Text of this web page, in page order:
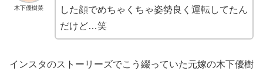
木下優樹菜
した顔でめちゃくちゃ姿勢良く運転してたん
だけど…笑
インスタのストーリーズでこう綴っていた元嫁の木下優樹